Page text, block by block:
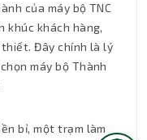
của máy bộ TNC
khúc khách hàng,
Đây chính là lý
máy bộ Thành
bỉ, một trạm làm